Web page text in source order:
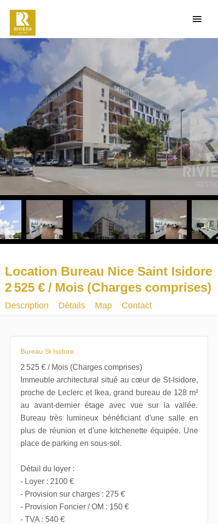
Location Bureau Nice Saint Isidore
2 525 € / Mois (Charges comprises)
Description Détails Map Contact
Bureau St Isidore
2 525 € / Mois (Charges comprises)
Immeuble architectural situé au cœur de St-Isidore,
proche de Leclerc et Ikea, grand bureau de 128 m²
au avant-dernier étage avec vue sur la vallée.
Bureau très lumineux bénéficiant d'une salle en
plus de réunion et d'une kitchenette équipée. Une
place de parking en sous-sol.
Détail du loyer :
- Loyer : 2100 €
- Provision sur charges : 275 €
- Provision Foncier / OM : 150 €
- TVA : 540 €